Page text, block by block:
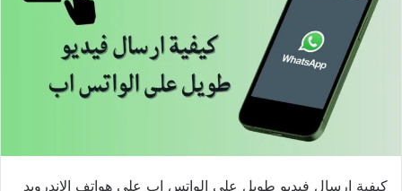
كيفية ارسال فيديو طويل على الواتس اب على هواتف الاندرويد